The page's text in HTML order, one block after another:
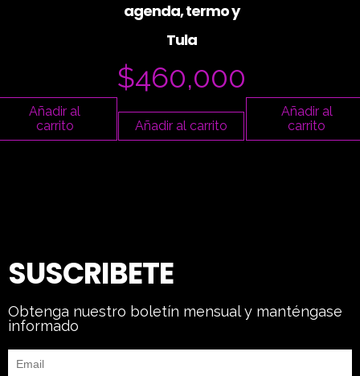
Añadir al
carrito
agenda, termo y
Tula
$460,000
Añadir al carrito
Añadir al
carrito
SUSCRIBETE
Obtenga nuestro boletín mensual y manténgase
informado